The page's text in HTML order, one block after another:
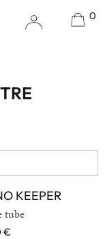
0
EN DÉTAIL
KEEPER
tube
€